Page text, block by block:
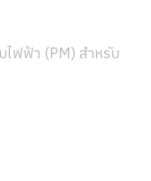
ไฟฟ้า (PM) สำหรับ